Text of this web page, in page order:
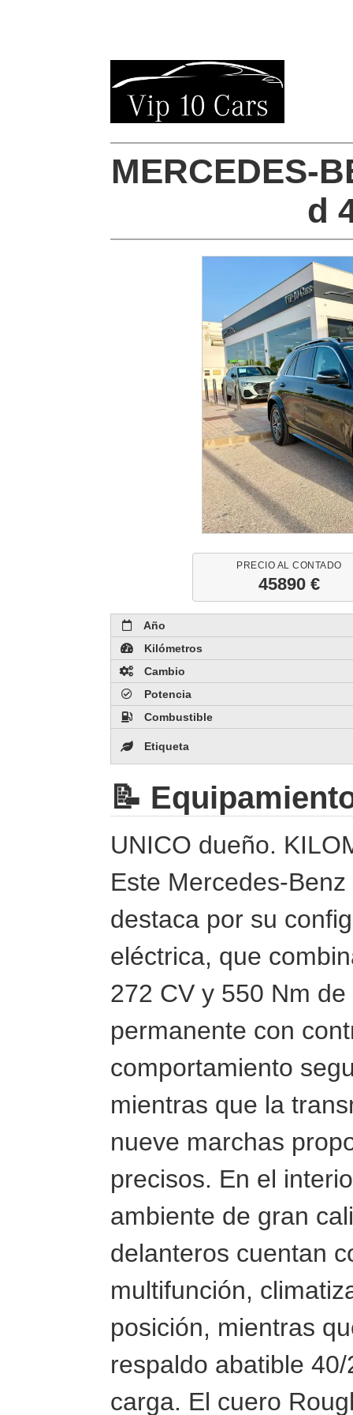
MERCEDES-
d
PRECIO AL CONTADO
45890 €
Año
Kilómetros
Cambio
Potencia
Combustible
Etiqueta
📝
UNICO dueño.
Este Mercedes-
destaca por su
eléctrica, que
272 CV y 550 Nm
permanente con
comportamiento
mientras que la
nueve marchas
precisos. En el
ambiente de gran
delanteros cuentan
multifunción,
posición, mientras
respaldo abatible
carga. El cuero